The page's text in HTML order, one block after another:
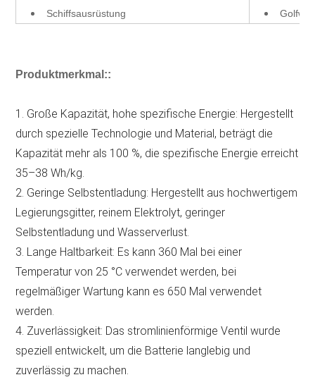
Schiffsausrüstung
Produktmerkmal::
1. Große Kapazität, hohe spezifische Energie: Hergestellt
durch spezielle Technologie und Material, beträgt die
Kapazität mehr als 100 %, die spezifische Energie erreicht
35–38 Wh/kg.
2. Geringe Selbstentladung: Hergestellt aus hochwertigem
Legierungsgitter, reinem Elektrolyt, geringer
Selbstentladung und Wasserverlust.
3. Lange Haltbarkeit: Es kann 360 Mal bei einer
Temperatur von 25 °C verwendet werden, bei
regelmäßiger Wartung kann es 650 Mal verwendet
werden.
4. Zuverlässigkeit: Das stromlinienförmige Ventil wurde
speziell entwickelt, um die Batterie langlebig und
zuverlässig zu machen.